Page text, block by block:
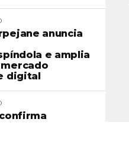
anuncia
e amplia
digital